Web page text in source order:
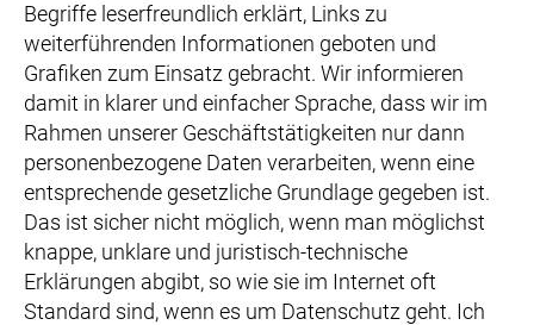
Begriffe leserfreundlich erklärt, Links zu
weiterführenden Informationen geboten und
Grafiken zum Einsatz gebracht. Wir informieren
damit in klarer und einfacher Sprache, dass wir im
Rahmen unserer Geschäftstätigkeiten nur dann
personenbezogene Daten verarbeiten, wenn eine
entsprechende gesetzliche Grundlage gegeben ist.
Das ist sicher nicht möglich, wenn man möglichst
knappe, unklare und juristisch-technische
Erklärungen abgibt, so wie sie im Internet oft
Standard sind, wenn es um Datenschutz geht. Ich